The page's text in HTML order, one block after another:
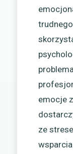
emocje
ze